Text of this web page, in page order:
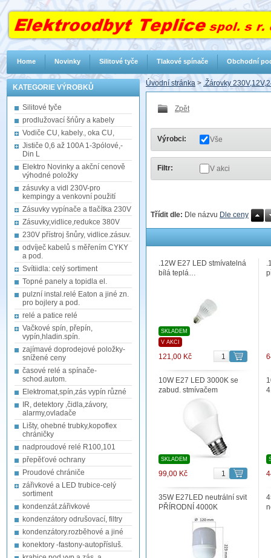
KATEGORIE VÝROBKŮ
Silitové tyče
prodlužovací šńůry a kabely
Vodiče CU, kabely., oka CU,
Jističe 0,6 až 100A 1-3pólové,-
Din L
Elektro Novinky a akční cenově
výhodné položky
zásuvky a vidl 230V-pro
kempingy a venkovní použití
Zásuvky vypínače a tlačítka 230V
Zásuvky,vidlice,redukce 380V
230V přístroj šnůry, vidlice.zásuv.
odvíječ kabelů s měřením CYKY
a pod.
Svítiidla: celý sortiment
Topné panely a topidla el.
pulzní instal.relé Eaton a jiné zn.
pro bojlery a pod.
relé a patice relé
Vačkové spín, přepín,
vypín,hladin.spín.
zajímavé doprodejové položky-
snížené ceny
časové relé a spínače-
schod.autom.
Elektromat,spín,zás vypín různé
IR, detektory ,čidla,závory,
alarmy,ovladače
Lišty, ohebné trubky,kopoflex
chráničky
nadproudové relé R100,101
přepěťové ochrany
Proudové chrániče
zářivkové a LED trubice-celý
sortiment
kondenzát.zářivkové
kondenzátory odrušovací, filtry
kondenzátory.rozběhové a jiné
konektory -fastony-autopřísluš.
Úvodní stránka > .Žárovky
Zpět
Výrobci: Vše
Filtr: V akci
Třídit dle: Dle názvu Dle ceny
.12W E27 LED stmívatelná
bílá teplá…
SKLADEM
V AKCI
121,00 Kč
10W E27 LED 3000K se
zabud. stmívačem
SKLADEM
99,00 Kč
35W E27LED neutrální svit
PŘÍRODNÍ 4000K
Home Novinky Silitové tyče Tlakové spínače Obchodní